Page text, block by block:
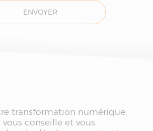
ENVOYER
transformation numérique,
vous conseille et vous